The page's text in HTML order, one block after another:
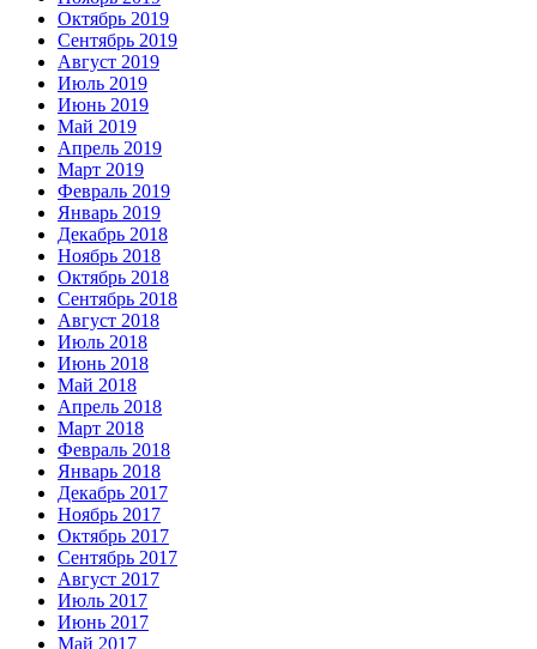
Октябрь 2019
Сентябрь 2019
Август 2019
Июль 2019
Июнь 2019
Май 2019
Апрель 2019
Март 2019
Февраль 2019
Январь 2019
Декабрь 2018
Ноябрь 2018
Октябрь 2018
Сентябрь 2018
Август 2018
Июль 2018
Июнь 2018
Май 2018
Апрель 2018
Март 2018
Февраль 2018
Январь 2018
Декабрь 2017
Ноябрь 2017
Октябрь 2017
Сентябрь 2017
Август 2017
Июль 2017
Июнь 2017
Май 2017